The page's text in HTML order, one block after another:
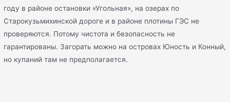
году в районе остановки «Угольная», на озерах по
Старокузьмихинской дороге и в районе плотины ГЭС не
проверяются. Потому чистота и безопасность не
гарантированы. Загорать можно на островах Юность и Конный,
но купаний там не предполагается.